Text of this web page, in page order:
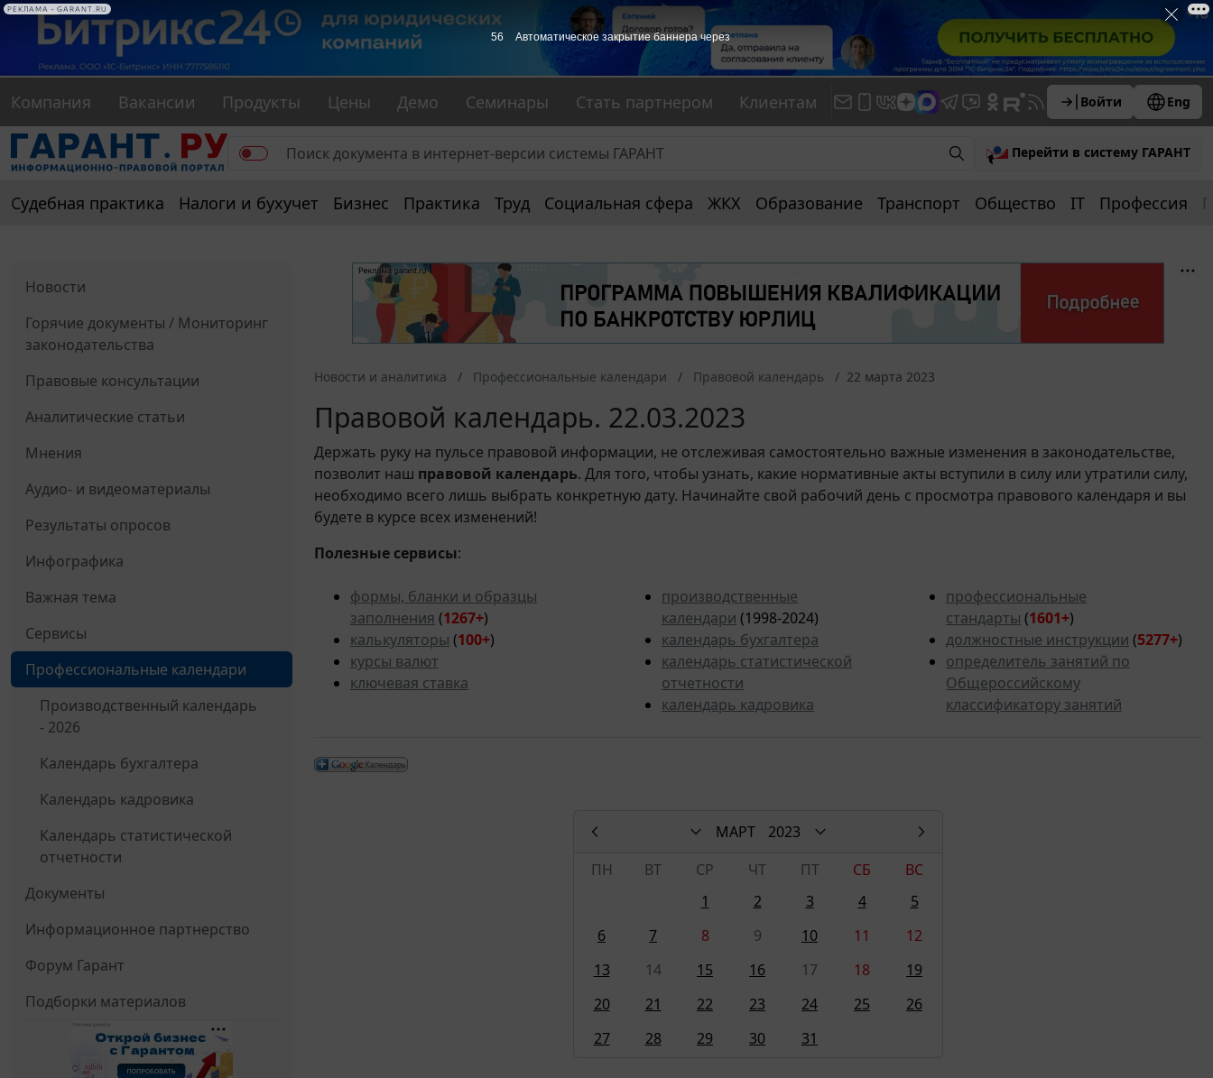
Компания Вакансии Продукты Цены Демо Семинары Стать партнером Клиентам Войти Eng
Перейти в систему ГАРАНТ
Судебная практика Налоги и бухучет Бизнес Практика Труд Социальная сфера ЖКХ Образование Транспорт Общество IT Профессия
Новости
Горячие документы / Мониторинг
законодательства
Правовые консультации
Аналитические статьи
Мнения
Аудио- и видеоматериалы
Результаты опросов
Инфографика
Важная тема
Сервисы
Профессиональные календари
Производственный календарь
- 2026
Календарь бухгалтера
Календарь кадровика
Календарь статистической
отчетности
Документы
Информационное партнерство
Форум Гарант
Подборки материалов
Новости и аналитика Профессиональные календари Правовой календарь 22 марта 2023
Правовой календарь. 22.03.2023
Держать руку на пульсе правовой информации, не отслеживая самостоятельно важные изменения в законодательстве,
позволит наш правовой календарь. Для того, чтобы узнать, какие нормативные акты вступили в силу или утратили силу,
необходимо всего лишь выбрать конкретную дату. Начинайте свой рабочий день с просмотра правового календаря и вы
будете в курсе всех изменений!
Полезные сервисы:
формы, бланки и образцы
заполнения (1267+)
калькуляторы (100+)
курсы валют
ключевая ставка
производственные
календари (1998-2024)
календарь бухгалтера
календарь статистической
отчетности
календарь кадровика
профессиональные
стандарты (1601+)
должностные инструкции (5277+)
определитель занятий по
Общероссийскому
классификатору занятий
МАРТ
2023
ПН
ВТ СР ЧТ ПТ СБ
ВС
1
2 3 4
5
6
7 8 9 10 11
12
13
14 15 16 17 18
19
20
21 22 23 24 25
26
27
28 29 30 31
55 Автоматическое закрытие баннера через
РЕКЛАМА • GARANT.RU